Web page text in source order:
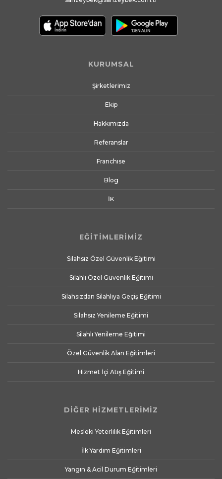
KURUMSAL
Şirketlerimiz
Ekip
Hakkımızda
Referanslar
Franchıse
Blog
İK
EĞİTİMLERİMİZ
Silahsız Özel Güvenlik Eğitimi
Silahlı Özel Güvenlik Eğitimi
Silahsızdan Silahlıya Geçiş Eğitimi
Silahsız Yenileme Eğitimi
Silahlı Yenileme Eğitimi
Özel Güvenlik Alan Eğitimleri
Hizmet İçi Atış Eğitimi
DİĞER HİZMETLERİMİZ
Mesleki Yeterlilik Eğitimleri
İlk Yardım Eğitimleri
Yangın & Acil Durum Eğitimleri